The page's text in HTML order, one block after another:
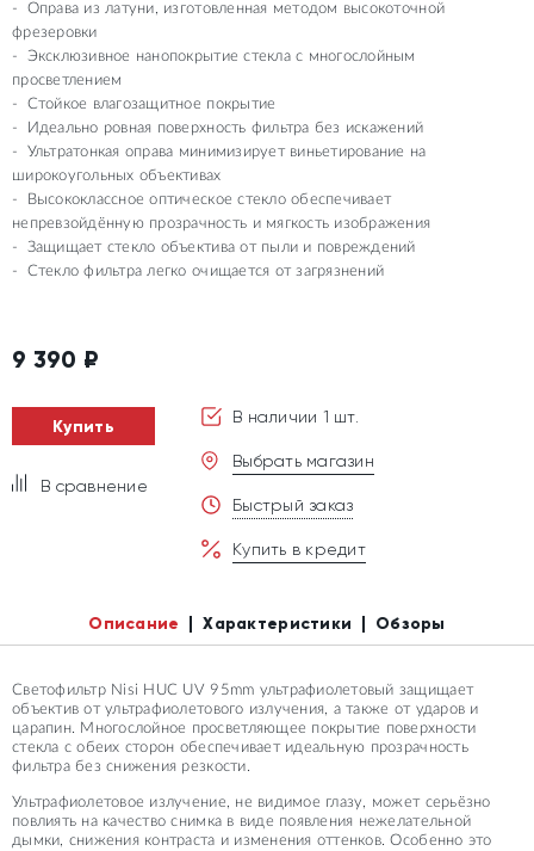
Оправа из латуни, изготовленная методом высокоточной
фрезеровки
Эксклюзивное нанопокрытие стекла с многослойным
просветлением
Стойкое влагозащитное покрытие
Идеально ровная поверхность фильтра без искажений
Ультратонкая оправа минимизирует виньетирование на
широкоугольных объективах
Высококлассное оптическое стекло обеспечивает
непревзойдённую прозрачность и мягкость изображения
Защищает стекло объектива от пыли и повреждений
Стекло фильтра легко очищается от загрязнений
9 390 ₽
Купить
В сравнение
В наличии 1 шт.
Выбрать магазин
Быстрый заказ
Купить в кредит
Описание Характеристики Обзоры
Светофильтр Nisi HUC UV 95mm ультрафиолетовый защищает
объектив от ультрафиолетового излучения, а также от ударов и
царапин. Многослойное просветляющее покрытие поверхности
стекла с обеих сторон обеспечивает идеальную прозрачность
фильтра без снижения резкости.
Ультрафиолетовое излучение, не видимое глазу, может серьёзно
повлиять на качество снимка в виде появления нежелательной
дымки, снижения контраста и изменения оттенков. Особенно это